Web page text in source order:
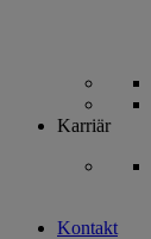
Karriär
Kontakt